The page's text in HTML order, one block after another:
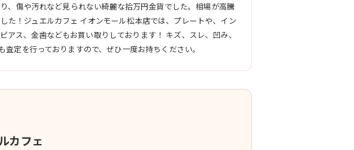
、傷や汚れなど見られない綺麗な拾万円金貨でした。相場が高騰
た！ジュエルカフェ イオンモール松本店では、プレートや、イン
ス、金歯などもお買い取りしております！ キズ、スレ、凹み、
定を行っておりますので、ぜひ一度お持ちください。
カフェ